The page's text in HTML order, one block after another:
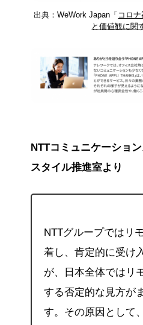
出典：WeWork Japan「 コロ
と価値観に関
NTTコミュニケーショ
スタイル推進室より
NTTグループではリ
着し、肯定的に受け
が、日本全体ではリ
する否定的な見方が
す。その原因として